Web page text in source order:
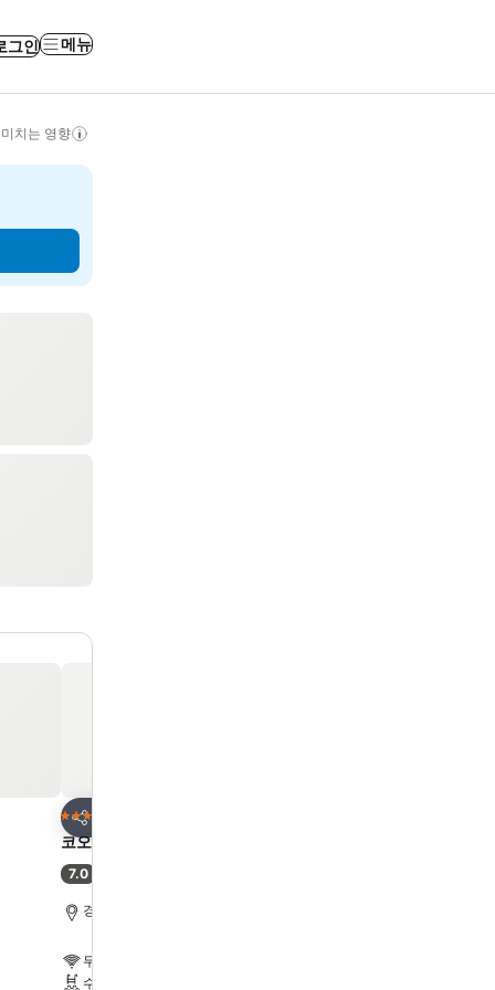
그인 메뉴
치는 영향
공유
4 성급
코오롱 호텔
7.0
경주, 도심에서 11.6km
무료 WiFi
수영장